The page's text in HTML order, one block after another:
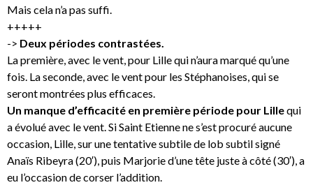
Mais cela n’a pas suffi.
+++++
-> Deux périodes contrastées.
La première, avec le vent, pour Lille qui n’aura marqué qu’une
fois. La seconde, avec le vent pour les Stéphanoises, qui se
seront montrées plus efficaces.
Un manque d’efficacité en première période pour Lillequi
a évolué avec le vent. Si Saint Etienne ne s’est procuré aucune
occasion, Lille, sur une tentative subtile de lob subtil signé
Anaïs Ribeyra (20′), puis Marjorie d’une tête juste à côté (30′), a
eu l’occasion de corser l’addition.